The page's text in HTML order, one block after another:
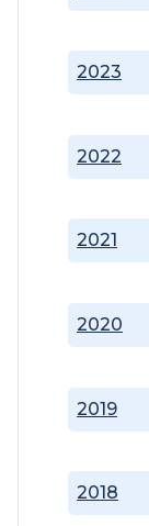
2018
2019
2020
2021
2022
2023